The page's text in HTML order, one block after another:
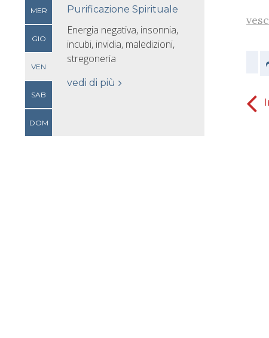
MER
GIO
VEN
SAB
DOM
Purificazione Spirituale
Energia negativa, insonnia,
incubi, invidia, maledizioni,
stregoneria
vedi di più